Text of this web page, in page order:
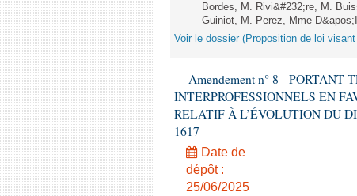
Bordes, M. Rivi&#232;re, M.
Guiniot, M. Perez, Mme
Voir le dossier (Proposition de loi
Amendement n° 8 - PORTANT
INTERPROFESSIONNELS EN
RELATIF À L’ÉVOLUTION DU
1617
Date de
dépôt :
25/06/2025